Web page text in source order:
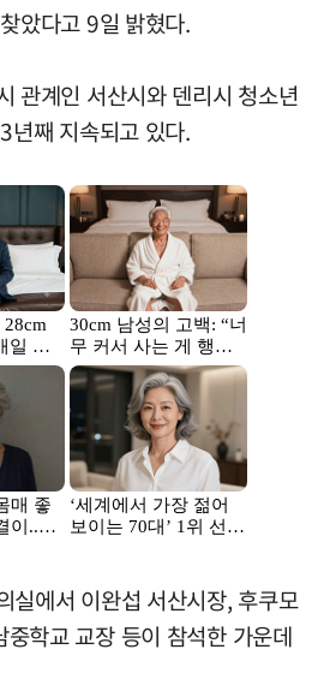
았다고 9일 밝혔다.
관계인 서산시와 덴리시 청소년
째 지속되고 있다.
실에서 이완섭 서산시장, 후쿠모
학교 교장 등이 참석한 가운데